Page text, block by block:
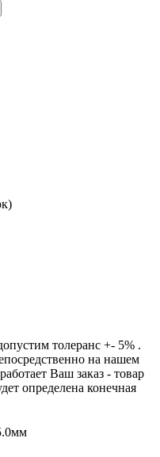
толеранс +- 5% .
на нашем
Ваш заказ - товар
определена конечная